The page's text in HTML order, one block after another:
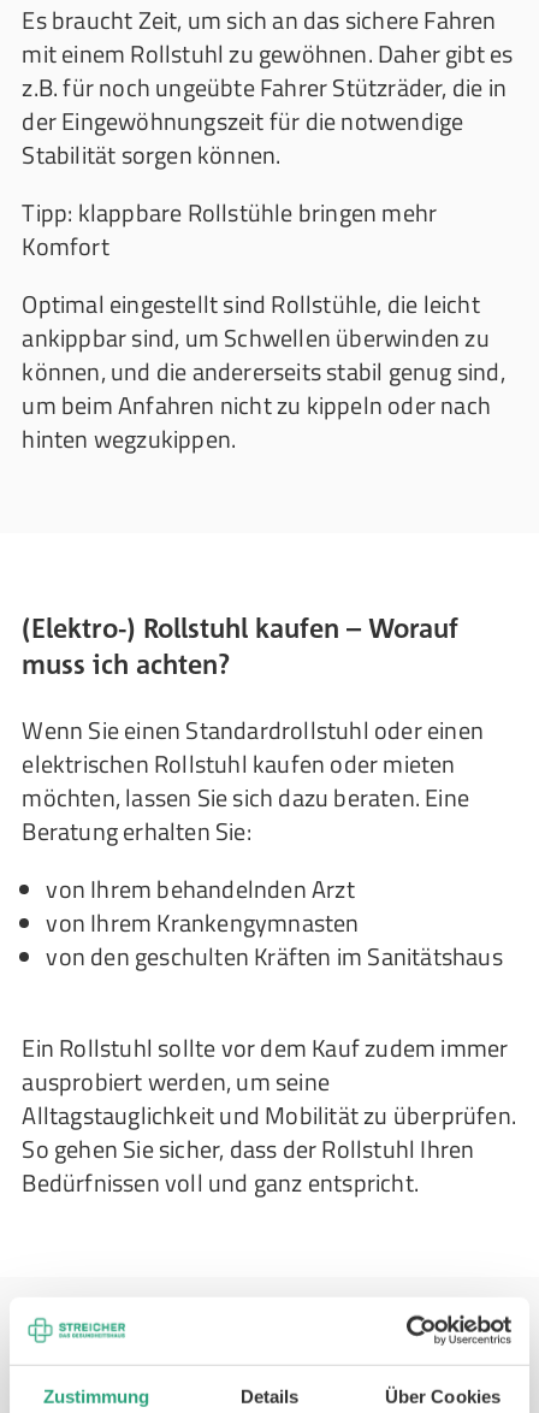
Zustimmung Details Über Cookies
Es braucht Zeit, um sich an das sichere Fahren
mit einem Rollstuhl zu gewöhnen. Daher gibt es
z.B. für noch ungeübte Fahrer Stützräder, die in
der Eingewöhnungszeit für die notwendige
Stabilität sorgen können.
Tipp: klappbare Rollstühle bringen mehr
Komfort
Optimal eingestellt sind Rollstühle, die leicht
ankippbar sind, um Schwellen überwinden zu
können, und die andererseits stabil genug sind,
um beim Anfahren nicht zu kippeln oder nach
hinten wegzukippen.
(Elektro-) Rollstuhl kaufen – Worauf
muss ich achten?
Wenn Sie einen Standardrollstuhl oder einen
elektrischen Rollstuhl kaufen oder mieten
möchten, lassen Sie sich dazu beraten. Eine
Beratung erhalten Sie:
von Ihrem behandelnden Arzt
von Ihrem Krankengymnasten
von den geschulten Kräften im Sanitätshaus
Ein Rollstuhl sollte vor dem Kauf zudem immer
ausprobiert werden, um seine
Alltagstauglichkeit und Mobilität zu überprüfen.
So gehen Sie sicher, dass der Rollstuhl Ihren
Bedürfnissen voll und ganz entspricht.
Übernimmt die Krankenkasse die